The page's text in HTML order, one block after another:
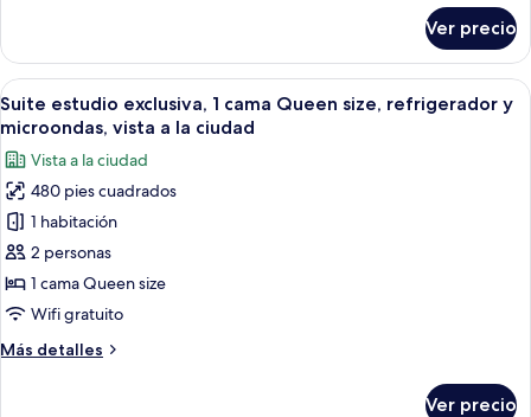
a
la
ciudad
empresarial,
habitación,
refrigerador
microondas,
vista
a
la
ciudad
Ver precio
Abrir
todas
las
fotos
de
Suite
estudio
exclusiva,
1
Queen
Habitación de hotel con una cama
12
Suite estudio exclusiva, 1 cama Queen size, refrigerador y
microondas, vista a la ciudad
Vista a la ciudad
480 pies cuadrados
1 habitación
2 personas
1 cama Queen size
Wifi gratuito
Más detalles
Más
Ver precio